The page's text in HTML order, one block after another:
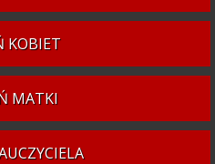
KOBIET
MATKI